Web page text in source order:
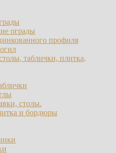
ограды
профиля
таблички, плитка,
столы.
и бордюры